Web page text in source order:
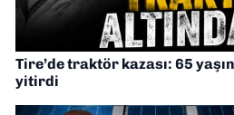
Tire’de traktör kazası: 65
yitirdi